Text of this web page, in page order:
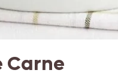
Carne